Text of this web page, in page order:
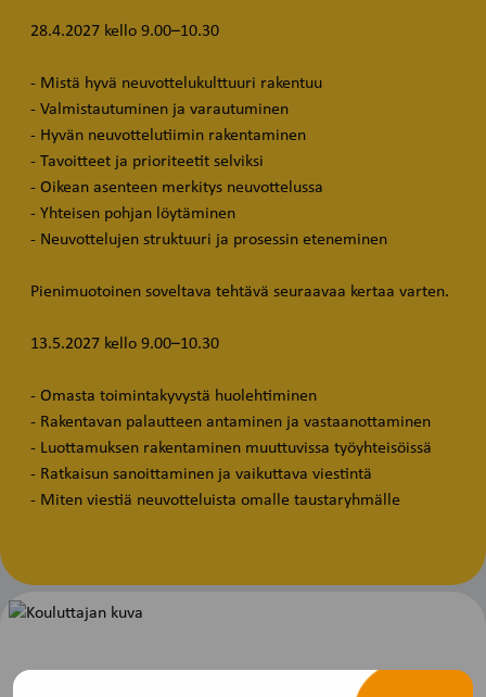
28.4.2027 kello 9.00–10.30
- Mistä hyvä neuvottelukulttuuri rakentuu
- Valmistautuminen ja varautuminen
- Hyvän neuvottelutiimin rakentaminen
- Tavoitteet ja prioriteetit selviksi
- Oikean asenteen merkitys neuvottelussa
- Yhteisen pohjan löytäminen
- Neuvottelujen struktuuri ja prosessin eteneminen
Pienimuotoinen soveltava tehtävä seuraavaa kertaa varten.
13.5.2027 kello 9.00–10.30
- Omasta toimintakyvystä huolehtiminen
- Rakentavan palautteen antaminen ja vastaanottaminen
- Luottamuksen rakentaminen muuttuvissa työyhteisöissä
- Ratkaisun sanoittaminen ja vaikuttava viestintä
- Miten viestiä neuvotteluista omalle taustaryhmälle